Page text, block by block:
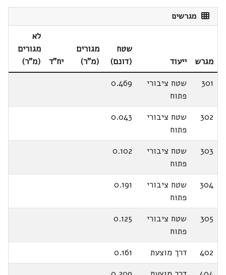
מגרשים
מגרש ייעוד
שטח
(דונם)
מגורים
(מ"ר)
יח"ד
לא
מגורים
(מ"ר)
301
שטח ציבורי
פתוח
0.469
302
שטח ציבורי
פתוח
0.043
303
שטח ציבורי
פתוח
0.102
304
שטח ציבורי
פתוח
0.191
305
שטח ציבורי
פתוח
0.125
402 דרך מוצעת
0.161